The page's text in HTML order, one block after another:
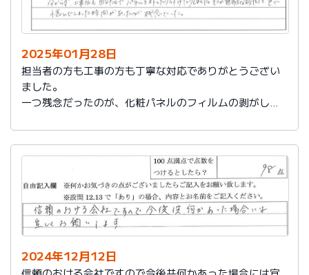
2025年01月28日
担当者の方も工事の方も丁寧な対応でありがとうござい
ました。
一つ残念だったのが、化粧パネルのフィルムの剥がし忘
分たちでパネルを外したり付けたりしました。そこが無
駄な時間と色で悩んでしまった時間があったのが残念で
2024年12月12日